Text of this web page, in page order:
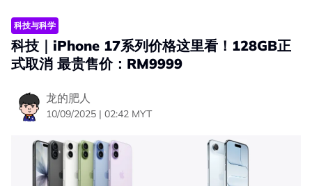
科技与科学
科技｜iPhone 17系列价格这里看！128GB正
式取消 最贵售价：RM9999
龙的肥人
10/09/2025 | 02:42 MYT